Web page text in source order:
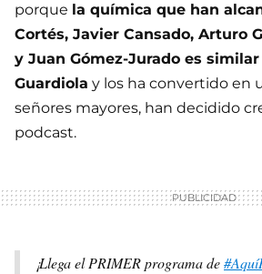
porque la química que han
Cortés, Javier Cansado, Arturo
y Juan Gómez-Jurado es
Guardiola y los ha convertido en
señores mayores, han decidido
podcast.
¡Llega el PRIMER programa de